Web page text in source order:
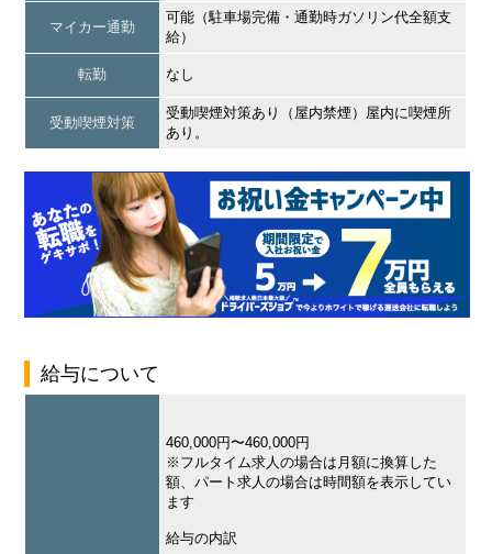
マイカー通勤
可能（駐車場完備・通勤時ガソリン代全額支
給）
転勤 なし
受動喫煙対策
受動喫煙対策あり（屋内禁煙）屋内に喫煙所
あり。
給与について
460,000円〜460,000円
※フルタイム求人の場合は月額に換算した
額、パート求人の場合は時間額を表示してい
ます
給与の内訳